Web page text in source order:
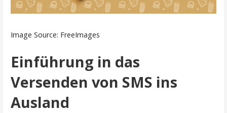
Image Source: FreeImages‍
Einführung in das
Versenden von SMS ins
Ausland